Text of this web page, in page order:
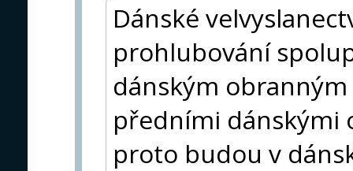
Dánské
prohlubování
dánským
předními dánskými
proto budou v